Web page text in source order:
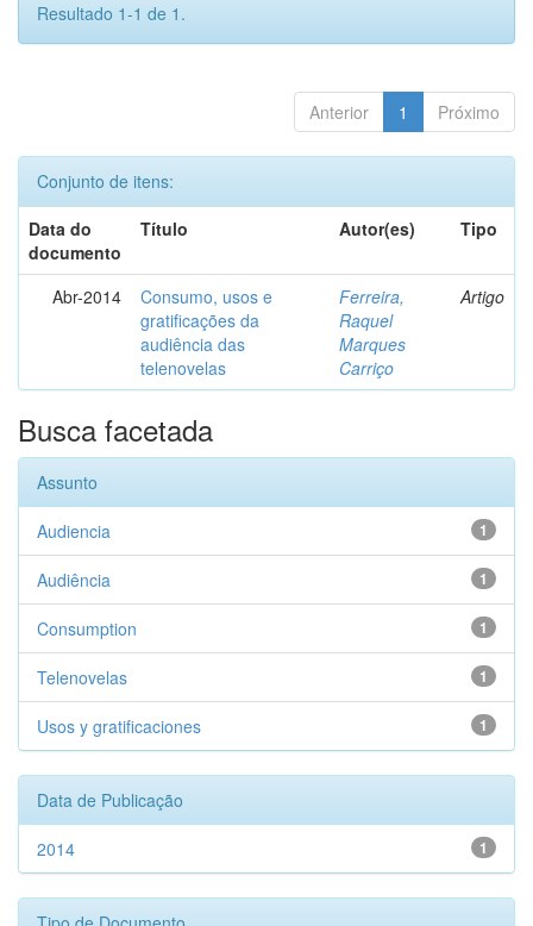
Resultado 1-1 de 1.
Anterior 1 Próximo
Conjunto de itens:
Data do
documento
Título Autor(es) Tipo
Abr-2014
Consumo, usos e
gratificações da
audiência das
telenovelas
Ferreira,
Raquel
Marques
Carriço
Artigo
Busca facetada
Assunto
1
Audiencia
1
Audiência
1
Consumption
1
Telenovelas
1
Usos y gratificaciones
Data de Publicação
1
2014